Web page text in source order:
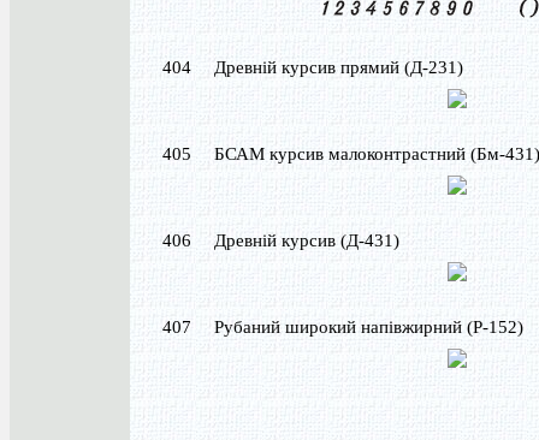
404 Древній курсив прямий (Д-231)
405 БСАМ курсив малоконтрастний (Бм-431)
406 Древній курсив (Д-431)
407 Рубаний широкий напівжирний (Р-152)